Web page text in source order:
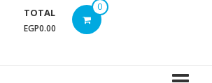
0
TOTAL
EGP0.00